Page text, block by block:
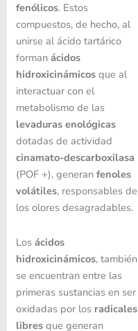
fenólicos. Estos
compuestos, de hecho, al
unirse al ácido tartárico
forman ácidos
hidroxicinámicosque al
interactuar con el
metabolismo de las
levaduras enológicas
dotadas de actividad
cinamato-descarboxilasa
(POF +), generan fenoles
volátiles, responsables de
los olores desagradables.
Los ácidos
hidroxicinámicos, también
se encuentran entre las
primeras sustancias en ser
oxidadas por los radicales
libresque generan